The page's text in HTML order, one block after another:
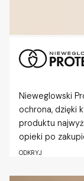
Nieweglowski
ochrona, dzięki
produktu
opieki po
ODKRYJ